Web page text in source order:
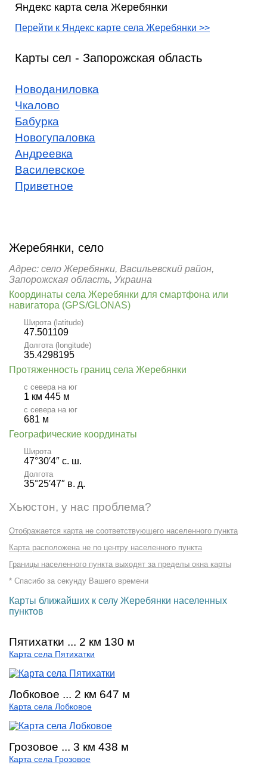
Яндекс карта села Жеребянки
Перейти к Яндекс карте села Жеребянки >>
Карты сел - Запорожская область
Новоданиловка
Чкалово
Бабурка
Новогупаловка
Андреевка
Василевское
Приветное
Жеребянки, село
Адрес: село Жеребянки, Васильевский район,
Запорожская область, Украина
Координаты села Жеребянки для смартфона или
навигатора (GPS/GLONAS)
Широта (latitude)
47.501109
Долгота (longitude)
35.4298195
Протяженность границ села Жеребянки
с севера на юг
1 км 445 м
с севера на юг
681 м
Географические координаты
Широта
47°30′4″ с. ш.
Долгота
35°25′47″ в. д.
Хьюстон, у нас проблема?
Отображается карта не соответствующего населенного пункта
Карта расположена не по центру населенного пункта
Границы населенного пункта выходят за пределы окна карты
* Спасибо за секунду Вашего времени
Карты ближайших к селу Жеребянки населенных
пунктов
Пятихатки ... 2 км 130 м
Карта села Пятихатки
Лобковое ... 2 км 647 м
Карта села Лобковое
Грозовое ... 3 км 438 м
Карта села Грозовое